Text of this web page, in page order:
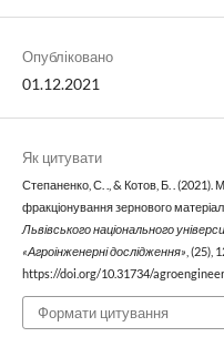
Опубліковано
01.12.2021
Як цитувати
Степаненко, С. ., & Котов, Б. .
фракціонування зернового
Львівського національного
«Агроінженерні дослідження» , (25),
https://doi.org/10.31734/
Формати цитування